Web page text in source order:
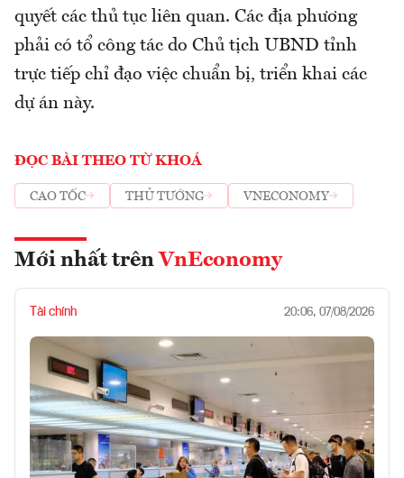
quyết các thủ tục liên quan. Các địa phương
phải có tổ công tác do Chủ tịch UBND tỉnh
trực tiếp chỉ đạo việc chuẩn bị, triển khai các
dự án này.
ĐỌC BÀI THEO TỪ KHOÁ
CAO TỐC THỦ TƯỚNG VNECONOMY
Mới nhất trên VnEconomy
Tài chính 20:06, 07/08/2026